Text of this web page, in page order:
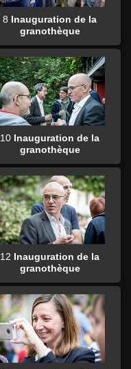
8 Inauguration de la
granothèque
10 Inauguration de la
granothèque
12 Inauguration de la
granothèque